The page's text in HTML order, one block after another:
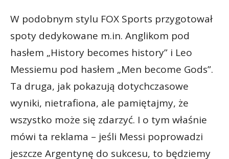
W podobnym stylu FOX Sports przygotował
spoty dedykowane m.in. Anglikom pod
hasłem „History becomes history” i Leo
Messiemu pod hasłem „Men become Gods”.
Ta druga, jak pokazują dotychczasowe
wyniki, nietrafiona, ale pamiętajmy, że
wszystko może się zdarzyć. I o tym właśnie
mówi ta reklama – jeśli Messi poprowadzi
jeszcze Argentynę do sukcesu, to będziemy